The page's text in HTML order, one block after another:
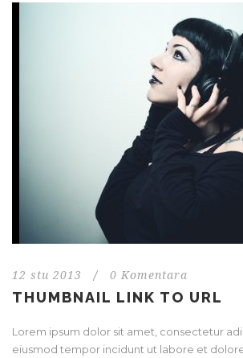
12 stu 2013 / 0 Komentara
THUMBNAIL LINK TO URL
Lorem ipsum dolor sit amet, consectetur
eiusmod tempor incidunt ut labore et